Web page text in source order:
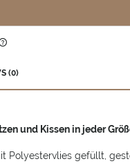
(0)
und Kissen in jeder
Polyestervlies gefüllt,